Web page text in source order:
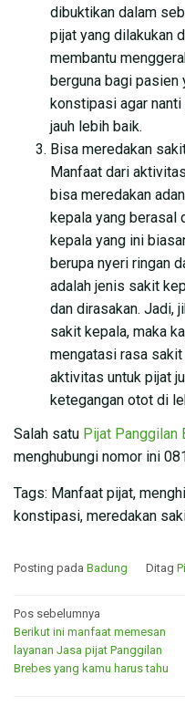
dibuktikan dalam
pijat yang dilakukan
membantu
berguna bagi pasien
konstipasi agar
jauh lebih baik.
Bisa meredakan
Manfaat dari
bisa meredakan
kepala yang berasal
kepala yang ini
berupa nyeri ringan
adalah jenis sakit
dan dirasakan. Jadi,
sakit kepala, maka
mengatasi rasa
aktivitas untuk pijat
ketegangan otot di
Salah satu Pijat Panggilan
menghubungi nomor ini
Tags: Manfaat pijat,
konstipasi, meredakan
Posting pada Badung Ditag
Navigasi
pos
Pos sebelumnya
Berikut ini manfaat memesan
layanan Jasa pijat Panggilan
Brebes yang kamu harus tahu